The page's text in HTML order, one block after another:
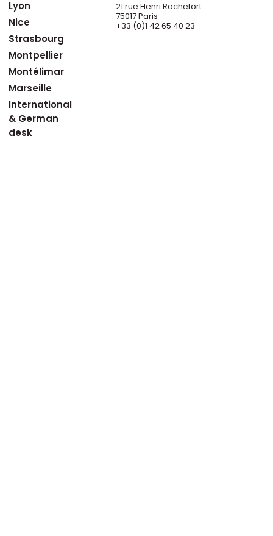
21 rue Henri Rochefort
75017 Paris
+33 (0)1 42 65 40 23
Lyon
Nice
Strasbourg
Montpellier
Montélimar
Marseille
International
& German
desk